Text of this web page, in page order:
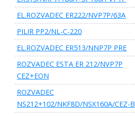
EL.ROZVADEC ER222/NVP7P/63A
PILIR PP2/NL-C-220
EL.ROZVADEC ER513/NNP7P PRE
ROZVADEC ESTA ER 212/NVP7P
CEZ+EON
ROZVADEC
NS212+102/NKF8D/NSX160A/CEZ-B